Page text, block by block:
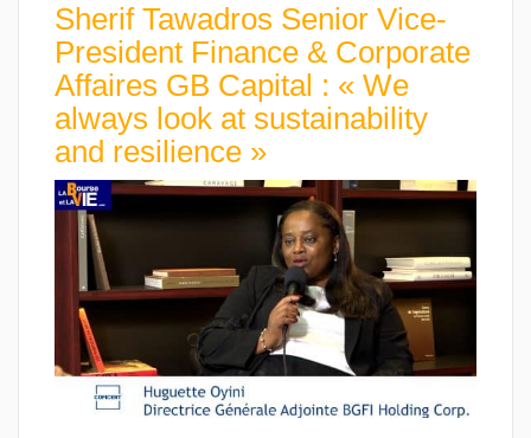
Sherif Tawadros Senior Vice-
President Finance & Corporate
Affaires GB Capital : « We
always look at sustainability
and resilience »